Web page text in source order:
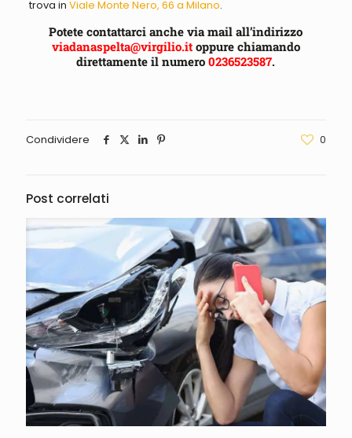
trova in Viale Monte Nero, 66 a Milano.
Potete contattarci anche via mail all’indirizzo
viadanaspelta@virgilio.itoppure chiamando
direttamente il numero0236523587.
Condividere 0
Post correlati